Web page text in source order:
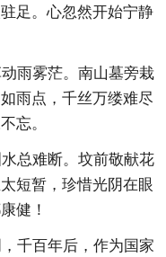
足。心忽然开始宁静
雨雾茫。南山墓旁栽
雨点，千丝万缕难尽
忘。
总难断。坟前敬献花
短暂，珍惜光阴在眼
健！
千百年后，作为国家